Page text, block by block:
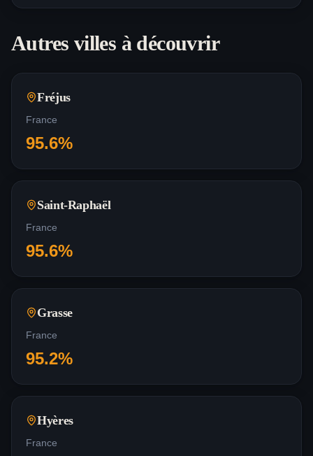
Autres villes à découvrir
Fréjus
France
95.6%
Saint-Raphaël
France
95.6%
Grasse
France
95.2%
Hyères
France